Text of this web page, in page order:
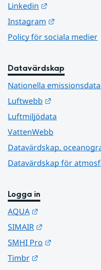
Linkedin
Instagram
Policy för sociala medier
Datavärdskap
Nationella
Luftwebb
Luftmiljödata
VattenWebb
Datavärdskap,
Datavärdskap för
Logga in
AQUA
SIMAIR
SMHI Pro
Timbr